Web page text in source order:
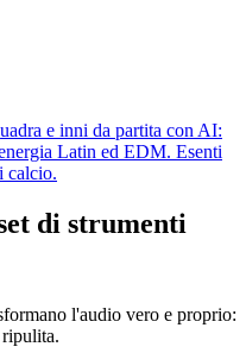
e inni da partita con AI:
Latin ed EDM. Esenti
calcio.
di strumenti
l'audio vero e proprio:
ripulita.